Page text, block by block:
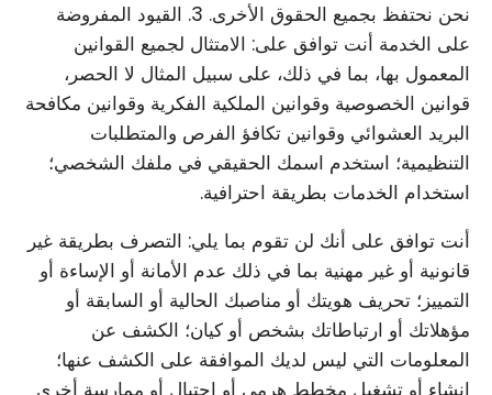
نحن نحتفظ بجميع الحقوق الأخرى. 3. القيود المفروضة
على الخدمة أنت توافق على: الامتثال لجميع القوانين
المعمول بها، بما في ذلك، على سبيل المثال لا الحصر،
قوانين الخصوصية وقوانين الملكية الفكرية وقوانين مكافحة
البريد العشوائي وقوانين تكافؤ الفرص والمتطلبات
التنظيمية؛ استخدم اسمك الحقيقي في ملفك الشخصي؛
استخدام الخدمات بطريقة احترافية.
أنت توافق على أنك لن تقوم بما يلي: التصرف بطريقة غير
قانونية أو غير مهنية بما في ذلك عدم الأمانة أو الإساءة أو
التمييز؛ تحريف هويتك أو مناصبك الحالية أو السابقة أو
مؤهلاتك أو ارتباطاتك بشخص أو كيان؛ الكشف عن
المعلومات التي ليس لديك الموافقة على الكشف عنها؛